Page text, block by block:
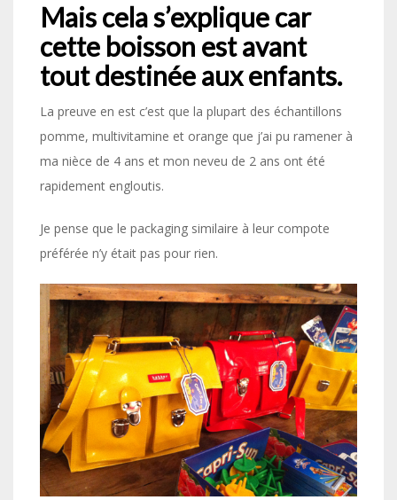
Mais cela s’explique car
cette boisson est avant
tout destinée aux enfants.
La preuve en est c’est que la plupart des échantillons
pomme, multivitamine et orange que j’ai pu ramener à
ma nièce de 4 ans et mon neveu de 2 ans ont été
rapidement engloutis.
Je pense que le packaging similaire à leur compote
préférée n’y était pas pour rien.